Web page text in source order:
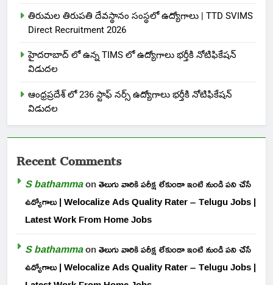
తిరుమల తిరుపతి దేవస్థానం సంస్థలో ఉద్యోగాలు | TTD SVIMS
Direct Recruitment 2026
హైదరాబాద్ లో ఉన్న TIMS లో ఉద్యోగాలు భర్తీకి నోటిఫికేషన్
విడుదల
ఆంధ్రప్రదేశ్ లో 236 స్టాఫ్ నర్స్ ఉద్యోగాలు భర్తీకి నోటిఫికేషన్
విడుదల
Recent Comments
S bathammaonతెలుగు వారికి పరీక్ష లేకుండా ఇంటి నుండి పని చేసే
ఉద్యోగాలు | Welocalize Ads Quality Rater – Telugu Jobs |
Latest Work From Home Jobs
S bathammaonతెలుగు వారికి పరీక్ష లేకుండా ఇంటి నుండి పని చేసే
ఉద్యోగాలు | Welocalize Ads Quality Rater – Telugu Jobs |